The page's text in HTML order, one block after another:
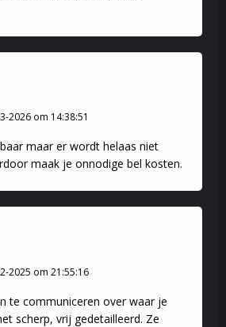
2026 om 14:38:51
maar er wordt helaas niet
maak je onnodige bel kosten.
2025 om 21:55:16
te communiceren over waar je
scherp, vrij gedetailleerd. Ze